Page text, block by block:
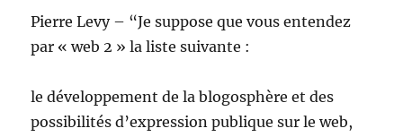
Pierre Levy – “Je suppose que vous entendez
par « web 2 » la liste suivante :
le développement de la blogosphère et des
possibilités d’expression publique sur le web,